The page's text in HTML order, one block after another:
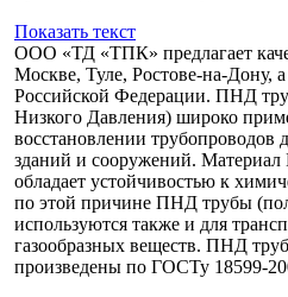
Показать текст
ООО «ТД «ТПК» предлагает
Москве, Туле, Ростове-на-Дону,
Российской Федерации. ПНД
Низкого Давления) широко
восстановлении
зданий и сооружений.
обладает устойчивостью к
по этой причине ПНД трубы
используются также и для
газообразных веществ. ПНД
произведены по ГОСТу 18599-